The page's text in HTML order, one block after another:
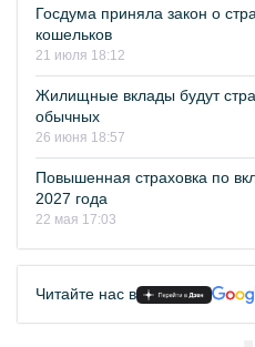
Госдума приняла закон о
кошельков
21 июля 18:12
Жилищные вклады будут
обычных
26 июня 18:57
Повышенная страховка по
2027 года
22 мая 17:03
Читайте нас в